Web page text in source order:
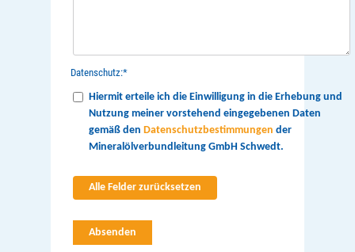
Datenschutz:*
Hiermit erteile ich die Einwilligung in die Erhebung und
Nutzung meiner vorstehend eingegebenen Daten
gemäß den Datenschutzbestimmungen der
Mineralölverbundleitung GmbH Schwedt.